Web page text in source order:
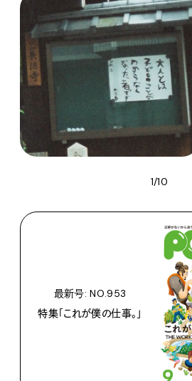
1/10
最新号: NO.953
特集「これが僕の仕事。」